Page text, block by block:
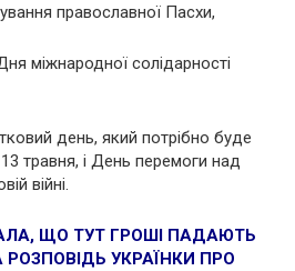
православної Пасхи,
міжнародної солідарності
день, який потрібно буде
травня, і День перемоги над
війні.
ЩО ТУТ ГРОШІ ПАДАЮТЬ
РОЗПОВІДЬ УКРАЇНКИ ПРО